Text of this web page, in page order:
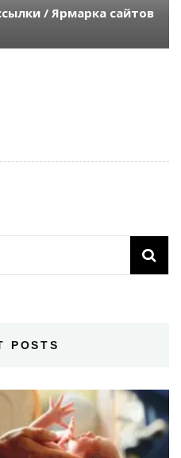
/ Ярмарка сайтов
POSTS